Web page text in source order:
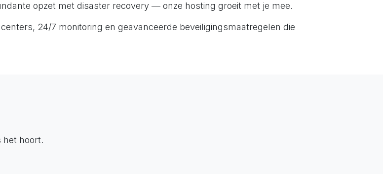
opzet met disaster recovery — onze hosting groeit met je mee.
24/7 monitoring en geavanceerde beveiligingsmaatregelen die
het hoort.